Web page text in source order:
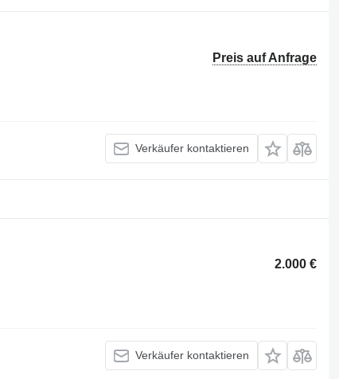
Preis auf Anfrage
Verkäufer kontaktieren
2.000 €
Verkäufer kontaktieren